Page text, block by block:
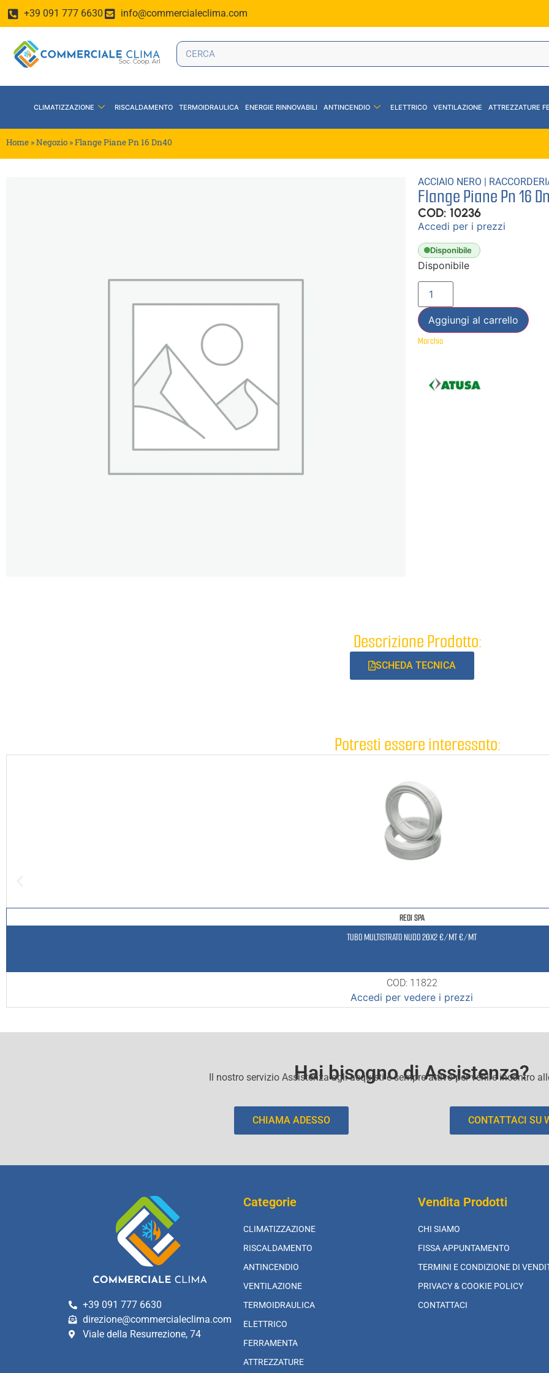
+39 091 777 6630 info@commercialeclima.com
CLIMATIZZAZIONE RISCALDAMENTO TERMOIDRAULICA ENERGIE RINNOVABILI ANTINCENDIO ELETTRICO VENTILAZIONE ATTREZZATURE
Home »Negozio »Flange Piane Pn 16 Dn40
ACCIAIO NERO |
Flange Piane Pn 16
COD: 10236
Accedi per i prezzi
Disponibile
Disponibile
Aggiungi al carrello
Marchio
Descrizione Prodotto:
SCHEDA TECNICA
Potresti essere interessato:
REDI SPA
TUBO MULTISTRATO NUDO 20X2 €/MT €/MT
COD: 11822
Accedi per vedere i prezzi
Hai bisogno di Assistenza?
Il nostro servizio Assistenza agli acquisti e sempre attivo per venire incontro
CHIAMA ADESSO CONTATTACI SU
+39 091 777 6630
direzione@commercialeclima.com
Viale della Resurrezione, 74
Categorie
CLIMATIZZAZIONE
RISCALDAMENTO
ANTINCENDIO
VENTILAZIONE
TERMOIDRAULICA
ELETTRICO
FERRAMENTA
ATTREZZATURE
Vendita Prodotti
CHI SIAMO
FISSA APPUNTAMENTO
TERMINI E CONDIZIONE DI
PRIVACY & COOKIE POLICY
CONTATTACI